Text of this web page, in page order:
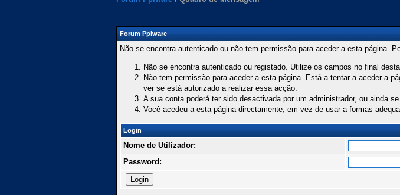
Forum Pplware
Não se encontra autenticado ou não tem permissão para aceder a esta página.
Não se encontra autenticado ou registado. Utilize os campos no final
Não tem permissão para aceder a esta página. Está a tentar a aceder a
ver se está autorizado a realizar essa acção.
A sua conta poderá ter sido desactivada por um administrador, ou ainda
Você acedeu a esta página directamente, em vez de usar a formas
Login
Nome de Utilizador:
Password: